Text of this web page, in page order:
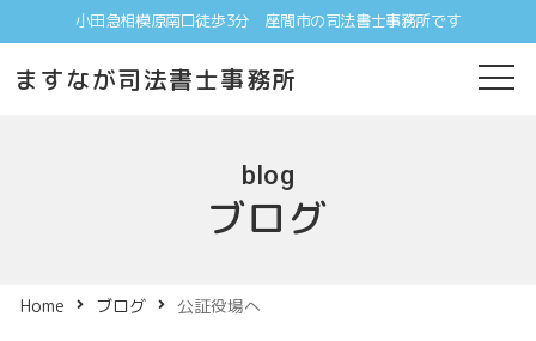
小田急相模原南口徒歩3分 座間市の司法書士事務所です
ますなが司法書士事務所
blog
ブログ
Home ブログ 公証役場へ